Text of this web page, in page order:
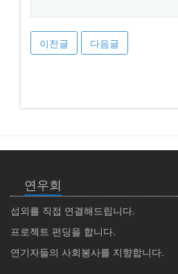
이전글 다음글
연우회
섭외를 직접 연결해드립니다.
프로젝트 펀딩을 합니다.
연기자들의 사회봉사를 지향합니다.